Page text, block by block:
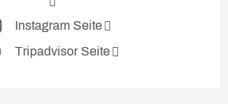
Instagram Seite
Tripadvisor Seite